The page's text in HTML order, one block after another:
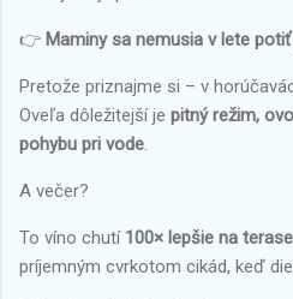
👉 Maminy sa nemusia v lete
Pretože priznajme si – v
Oveľa dôležitejší je pitný režim,
pohybu pri vode.
A večer?
To víno chutí 100× lepšie na
príjemným cvrkotom cikád, keď